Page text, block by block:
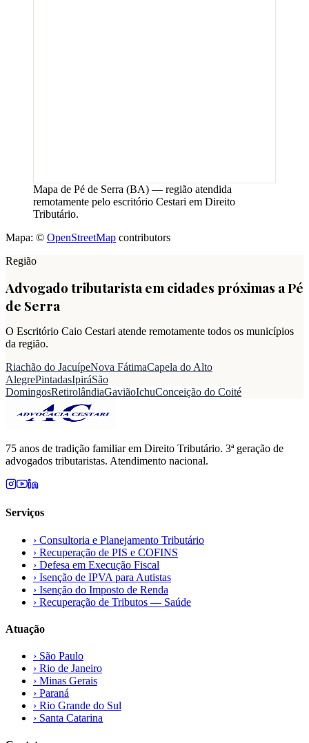
Mapa de Pé de Serra (BA) — região atendida
remotamente pelo escritório Cestari em Direito
Tributário.
Mapa: © OpenStreetMap contributors
Região
Advogado tributarista em cidades próximas aPé
de Serra
O Escritório Caio Cestari atende remotamente todos os municípios
da região.
Riachão do JacuípeNova FátimaCapela do Alto
AlegrePintadasIpiráSão
DomingosRetirolândiaGaviãoIchuConceição do Coité
75 anos de tradição familiar em Direito Tributário. 3ª geração de
advogados tributaristas. Atendimento nacional.
Serviços
› Consultoria e Planejamento Tributário
› Recuperação de PIS e COFINS
› Defesa em Execução Fiscal
› Isenção de IPVA para Autistas
› Isenção do Imposto de Renda
› Recuperação de Tributos — Saúde
Atuação
› São Paulo
› Rio de Janeiro
› Minas Gerais
› Paraná
› Rio Grande do Sul
› Santa Catarina